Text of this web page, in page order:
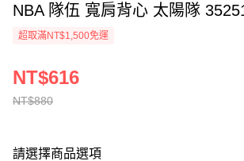
NBA 隊伍 寬肩背心 太陽隊
超取滿NT$1,500免運
NT$880
NT$616
請選擇商品選項